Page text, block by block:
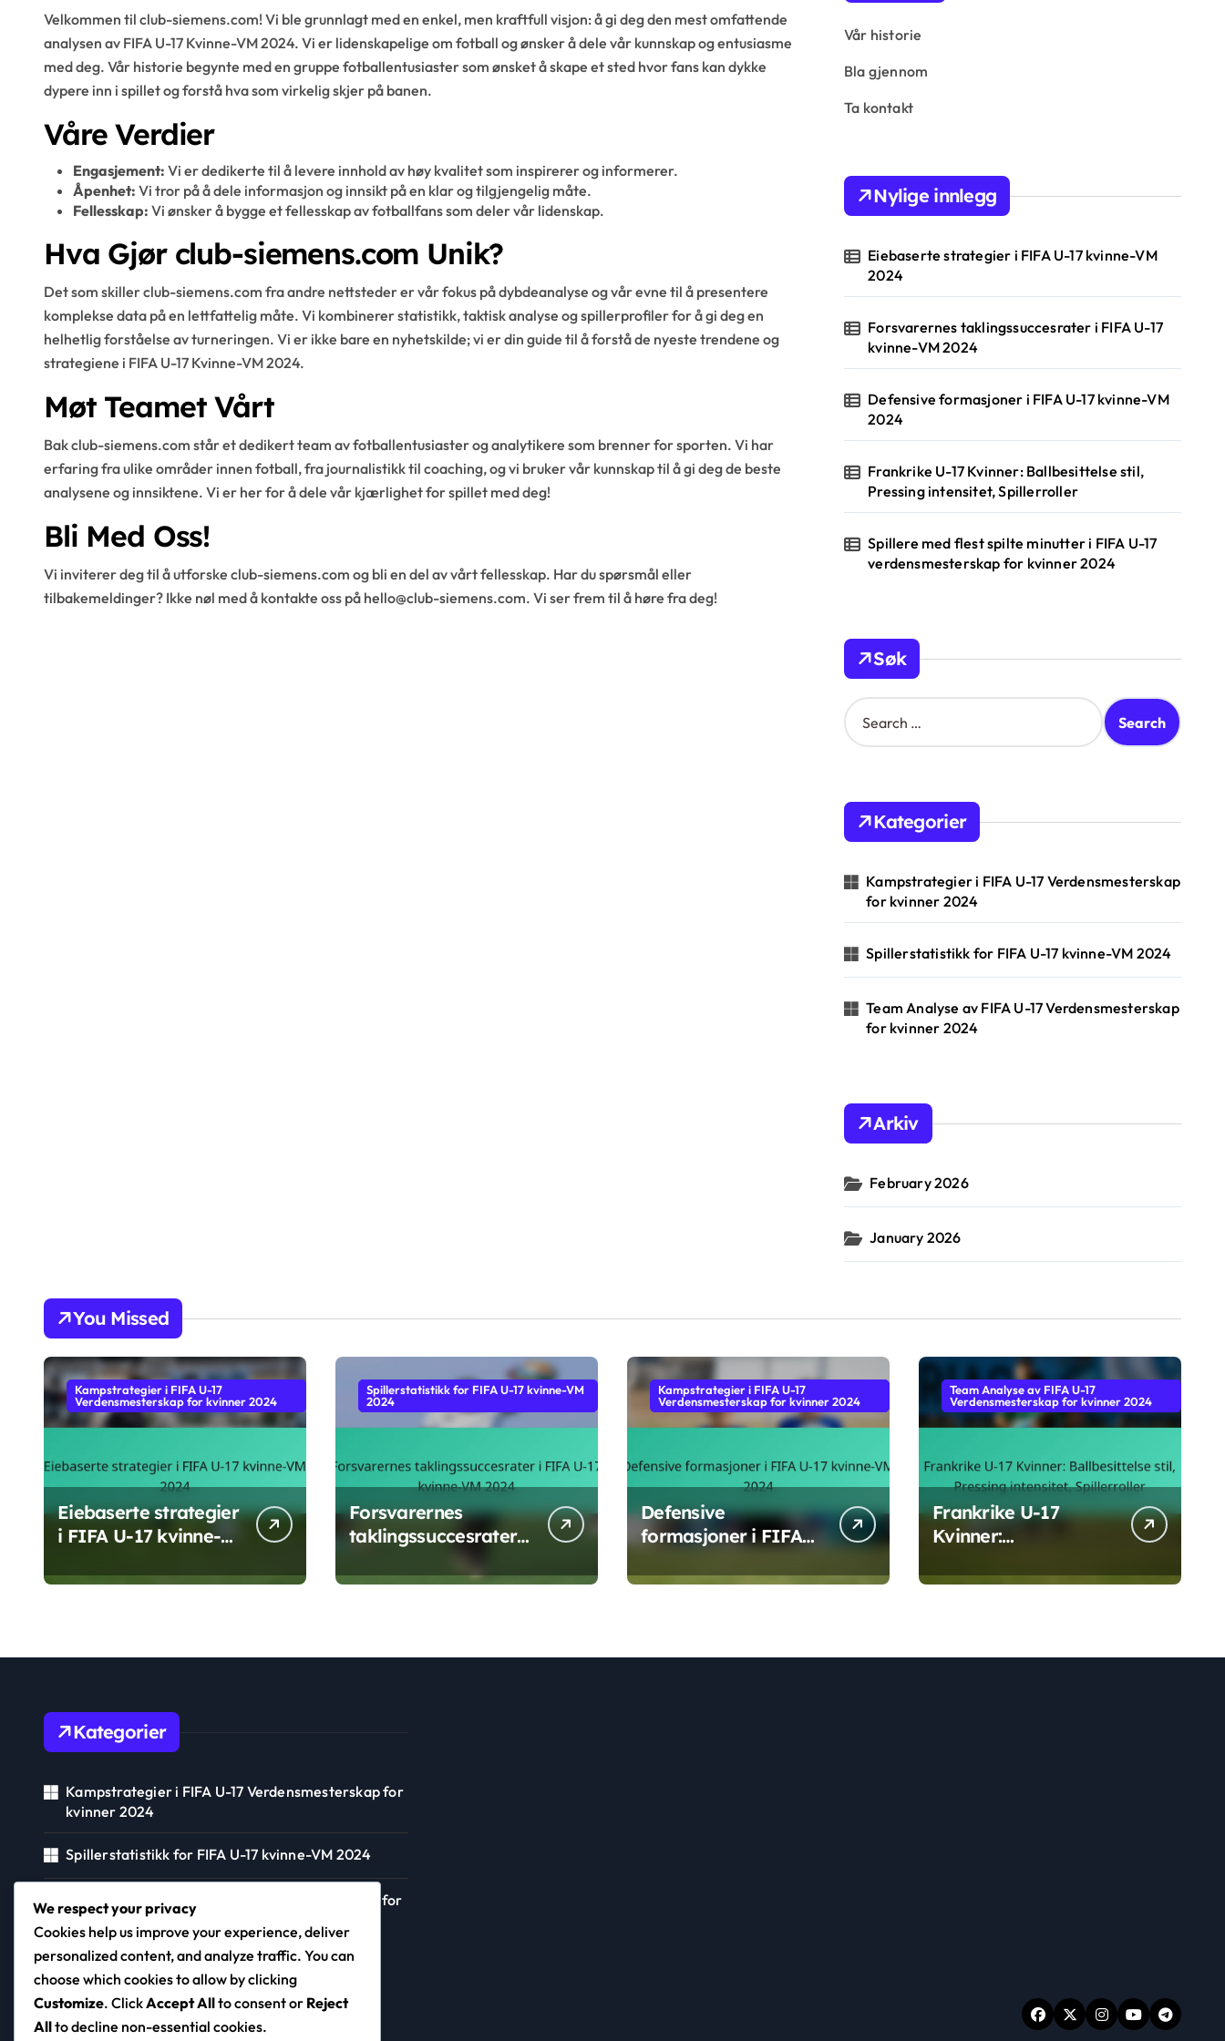
Velkommen til club-siemens.com! Vi ble grunnlagt med en enkel, men kraftfull visjon: å gi deg den mest omfattende
analysen av FIFA U-17 Kvinne-VM 2024. Vi er lidenskapelige om fotball og ønsker å dele vår kunnskap og entusiasme
med deg. Vår historie begynte med en gruppe fotballentusiaster som ønsket å skape et sted hvor fans kan dykke
dypere inn i spillet og forstå hva som virkelig skjer på banen.
Våre Verdier
Engasjement: Vi er dedikerte til å levere innhold av høy kvalitet som inspirerer og informerer.
Åpenhet: Vi tror på å dele informasjon og innsikt på en klar og tilgjengelig måte.
Fellesskap: Vi ønsker å bygge et fellesskap av fotballfans som deler vår lidenskap.
Hva Gjør club-siemens.com Unik?
Det som skiller club-siemens.com fra andre nettsteder er vår fokus på dybdeanalyse og vår evne til å presentere
komplekse data på en lettfattelig måte. Vi kombinerer statistikk, taktisk analyse og spillerprofiler for å gi deg en
helhetlig forståelse av turneringen. Vi er ikke bare en nyhetskilde; vi er din guide til å forstå de nyeste trendene og
strategiene i FIFA U-17 Kvinne-VM 2024.
Møt Teamet Vårt
Bak club-siemens.com står et dedikert team av fotballentusiaster og analytikere som brenner for sporten. Vi har
erfaring fra ulike områder innen fotball, fra journalistikk til coaching, og vi bruker vår kunnskap til å gi deg de beste
analysene og innsiktene. Vi er her for å dele vår kjærlighet for spillet med deg!
Bli Med Oss!
Vi inviterer deg til å utforske club-siemens.com og bli en del av vårt fellesskap. Har du spørsmål eller
tilbakemeldinger? Ikke nøl med å kontakte oss på hello@club-siemens.com. Vi ser frem til å høre fra deg!
Vår historie
Bla gjennom
Ta kontakt
Nylige innlegg
Eiebaserte strategier i FIFA U-17 kvinne-VM
2024
Forsvarernes taklingssuccesrater i FIFA U-17
kvinne-VM 2024
Defensive formasjoner i FIFA U-17 kvinne-VM
2024
Frankrike U-17 Kvinner: Ballbesittelse stil,
Pressing intensitet, Spillerroller
Spillere med flest spilte minutter i FIFA U-17
verdensmesterskap for kvinner 2024
Søk
S
e
h
o
:
Kategorier
Kampstrategier i FIFA U-17 Verdensmesterskap
for kvinner 2024
Spillerstatistikk for FIFA U-17 kvinne-VM 2024
Team Analyse av FIFA U-17 Verdensmesterskap
for kvinner 2024
Arkiv
February 2026
January 2026
You Missed
Kampstrategier i FIFA U-17
Verdensmesterskap for kvinner 2024
Eiebaserte strategier
i FIFA U-17 kvinne-
Spillerstatistikk for FIFA U-17 kvinne-VM
2024
Forsvarernes
taklingssuccesrater i
FIFA U-17 kvinne-VM
2024
Kampstrategier i FIFA U-17
Verdensmesterskap for kvinner 2024
Defensive
formasjoner i FIFA
Team Analyse av FIFA U-17
Verdensmesterskap for kvinner 2024
Frankrike U-17
Kvinner:
Pressing intensitet,
Kategorier
Kampstrategier i FIFA U-17 Verdensmesterskap for
kvinner 2024
Spillerstatistikk for FIFA U-17 kvinne-VM 2024
Team Analyse av FIFA U-17 Verdensmesterskap for
kvinner 2024
club-siemens.com
We respect your privacy
Cookies help us improve your experience, deliver
personalized content, and analyze traffic. You can
choose which cookies to allow by clicking
Customize. ClickAccept Allto consent or Reject
Allto decline non-essential cookies.